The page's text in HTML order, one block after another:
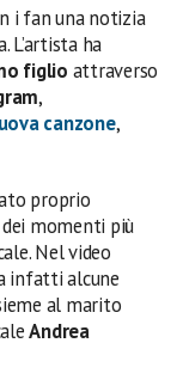
i fan una notizia
L’artista ha
figlio attraverso
,
canzone,
proprio
momenti più
Nel video
infatti alcune
al marito
Andrea